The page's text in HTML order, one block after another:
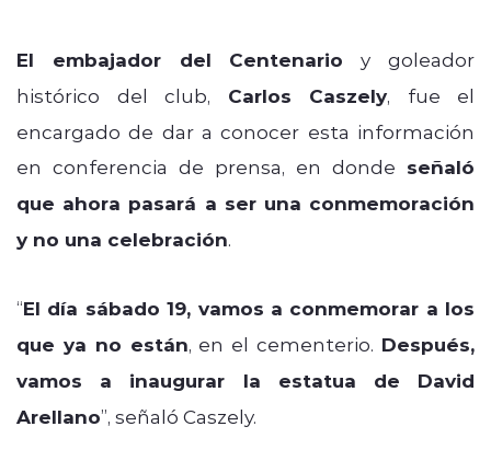
El embajador del Centenario y goleador
histórico del club, Carlos Caszely, fue el
encargado de dar a conocer esta información
en conferencia de prensa, en donde señaló
que ahora pasará a ser una conmemoración
y no una celebración.
“El día sábado 19, vamos a conmemorar a los
que ya no están, en el cementerio. Después,
vamos a inaugurar la estatua de David
Arellano”, señaló Caszely.